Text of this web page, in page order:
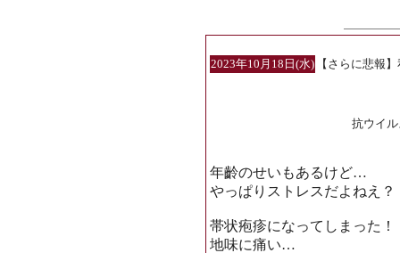
2023年10月18日(水) 【さらに悲報
抗ウイ
年齡のせいもあるけど…
やっぱりストレスだよねえ？
帯状疱疹になってしまった！
地味に痛い…